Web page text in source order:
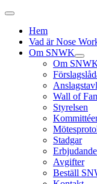
Hem
Vad är Nose
Om SNWK
Om
Wall of
Styrelsen
Stadgar
Avgifter
Beställ